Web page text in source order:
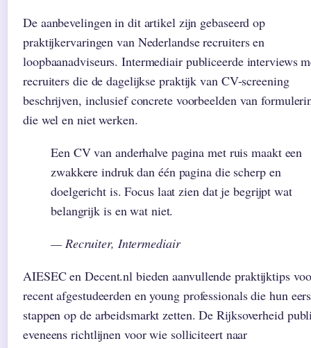
De aanbevelingen in dit artikel zijn gebaseerd op
praktijkervaringen van Nederlandse recruiters en
loopbaanadviseurs. Intermediair publiceerde interviews
recruiters die de dagelijkse praktijk van CV-screening
beschrijven, inclusief concrete voorbeelden van
die wel en niet werken.
Een CV van anderhalve pagina met ruis maakt een
zwakkere indruk dan één pagina die scherp en
doelgericht is. Focus laat zien dat je begrijpt wat
belangrijk is en wat niet.
— Recruiter, Intermediair
AIESEC en Decent.nl bieden aanvullende praktijktips
recent afgestudeerden en young professionals die hun
stappen op de arbeidsmarkt zetten. De Rijksoverheid
eveneens richtlijnen voor wie solliciteert naar